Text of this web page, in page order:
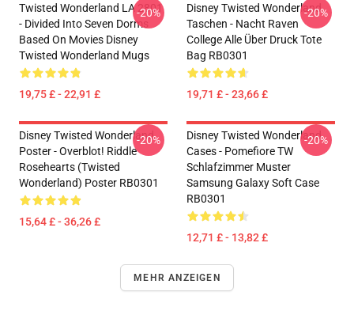
Twisted Wonderland LA 2801
- Divided Into Seven Dorms
Based On Movies Disney
Twisted Wonderland Mugs
19,75 £ - 22,91 £
-20%
Disney Twisted Wonderland
Taschen - Nacht Raven
College Alle Über Druck Tote
Bag RB0301
19,71 £ - 23,66 £
-20%
Disney Twisted Wonderland
Poster - Overblot! Riddle
Rosehearts (Twisted
Wonderland) Poster RB0301
15,64 £ - 36,26 £
-20%
Disney Twisted Wonderland
Cases - Pomefiore TW
Schlafzimmer Muster
Samsung Galaxy Soft Case
RB0301
12,71 £ - 13,82 £
-20%
MEHR ANZEIGEN